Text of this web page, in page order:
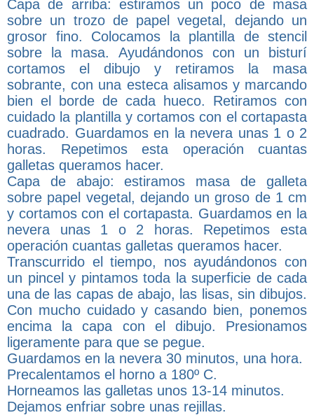
Capa de arriba: estiramos un poco de masa
sobre un trozo de papel vegetal, dejando un
grosor fino. Colocamos la plantilla de stencil
sobre la masa. Ayudándonos con un bisturí
cortamos el dibujo y retiramos la masa
sobrante, con una esteca alisamos y marcando
bien el borde de cada hueco. Retiramos con
cuidado la plantilla y cortamos con el cortapasta
cuadrado. Guardamos en la nevera unas 1 o 2
horas. Repetimos esta operación cuantas
galletas queramos hacer.
Capa de abajo: estiramos masa de galleta
sobre papel vegetal, dejando un groso de 1 cm
y cortamos con el cortapasta. Guardamos en la
nevera unas 1 o 2 horas. Repetimos esta
operación cuantas galletas queramos hacer.
Transcurrido el tiempo, nos ayudándonos con
un pincel y pintamos toda la superficie de cada
una de las capas de abajo, las lisas, sin dibujos.
Con mucho cuidado y casando bien, ponemos
encima la capa con el dibujo. Presionamos
ligeramente para que se pegue.
Guardamos en la nevera 30 minutos, una hora.
Precalentamos el horno a 180º C.
Horneamos las galletas unos 13-14 minutos.
Dejamos enfriar sobre unas rejillas.